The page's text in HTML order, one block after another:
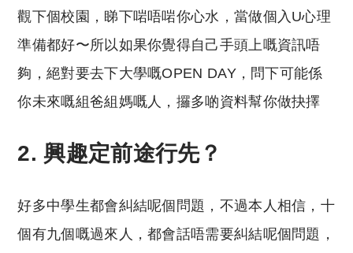
觀下個校園，睇下啱唔啱你心水，當做個入U心理
準備都好〜所以如果你覺得自己手頭上嘅資訊唔
夠，絕對要去下大學嘅OPEN DAY，問下可能係
你未來嘅組爸組媽嘅人，攞多啲資料幫你做抉擇
2. 興趣定前途行先？
好多中學生都會糾結呢個問題，不過本人相信，十
個有九個嘅過來人，都會話唔需要糾結呢個問題，